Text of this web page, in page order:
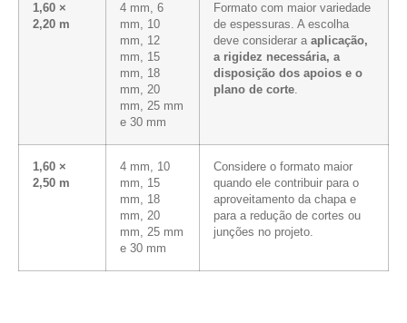
1,60 ×
2,20 m
4 mm, 6
mm, 10
mm, 12
mm, 15
mm, 18
mm, 20
mm, 25 mm
e 30 mm
Formato com maior variedade
de espessuras. A escolha
deve considerar a aplicação,
a rigidez necessária, a
disposição dos apoios e o
plano de corte.
1,60 ×
2,50 m
4 mm, 10
mm, 15
mm, 18
mm, 20
mm, 25 mm
e 30 mm
Considere o formato maior
quando ele contribuir para o
aproveitamento da chapa e
para a redução de cortes ou
junções no projeto.